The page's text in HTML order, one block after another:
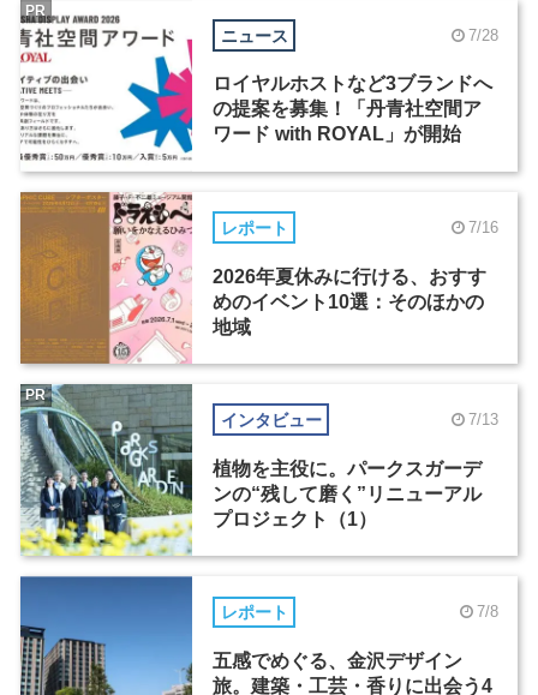
ニュース 7/28
ロイヤルホストなど3ブランドへ
の提案を募集！「丹青社空間ア
ワード with ROYAL」が開始
PR
レポート 7/16
2026年夏休みに行ける、おすす
めのイベント10選：そのほかの
地域
インタビュー 7/13
植物を主役に。パークスガーデ
ンの“残して磨く”リニューアル
プロジェクト（1）
PR
レポート 7/8
五感でめぐる、金沢デザイン
旅。建築・工芸・香りに出会う4